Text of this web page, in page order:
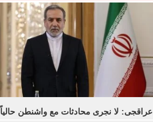
عراقجى: لا نجرى محادثات مع واشنطن حالياً